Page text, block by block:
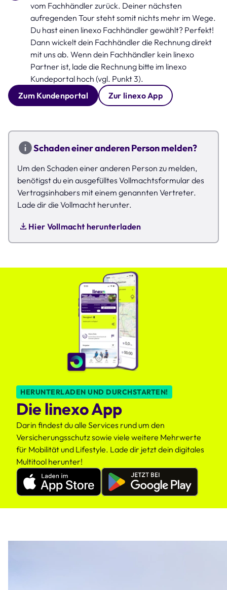
vom Fachhändler zurück. Deiner nächsten
aufregenden Tour steht somit nichts mehr im Wege.
Du hast einen linexo Fachhändler gewählt? Perfekt!
Dann wickelt dein Fachhändler die Rechnung direkt
mit uns ab. Wenn dein Fachhändler kein linexo
Partner ist, lade die Rechnung bitte im linexo
Kundeportal hoch (vgl. Punkt 3).
Zum Kundenportal
Zur linexo App
Schaden einer anderen Person melden?
Um den Schaden einer anderen Person zu melden,
benötigst du ein ausgefülltes Vollmachtsformular des
Vertragsinhabers mit einem genannten Vertreter.
Lade dir die Vollmacht herunter.
Hier Vollmacht herunterladen
HERUNTERLADEN UND DURCHSTARTEN!
Die linexo App
Darin findest du alle Services rund um den
Versicherungsschutz sowie viele weitere Mehrwerte
für Mobilität und Lifestyle. Lade dir jetzt dein digitales
Multitool herunter!
Apple
Google